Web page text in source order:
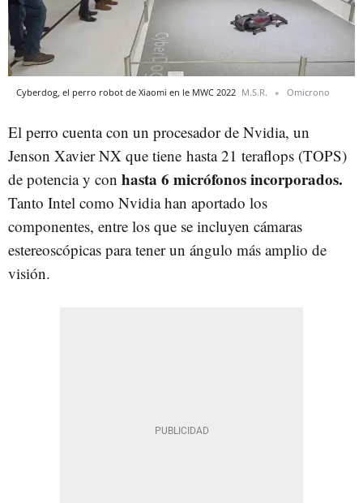
Cyberdog, el perro robot de Xiaomi en le MWC 2022 M.S.R. Omicrono
El perro cuenta con un procesador de Nvidia, un
Jenson Xavier NX que tiene hasta 21 teraflops (TOPS)
de potencia y con hasta 6 micrófonos incorporados.
Tanto Intel como Nvidia han aportado los
componentes, entre los que se incluyen cámaras
estereoscópicas para tener un ángulo más amplio de
visión.